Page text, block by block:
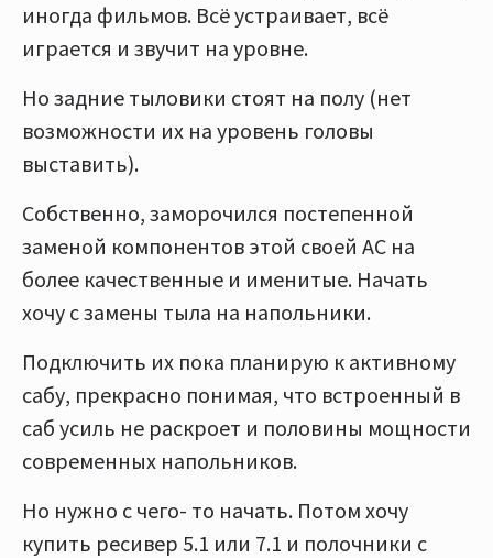
иногда фильмов. Всё устраивает, всё
играется и звучит на уровне.
Но задние тыловики стоят на полу (нет
возможности их на уровень головы
выставить).
Собственно, заморочился постепенной
заменой компонентов этой своей АС на
более качественные и именитые. Начать
хочу с замены тыла на напольники.
Подключить их пока планирую к активному
сабу, прекрасно понимая, что встроенный в
саб усиль не раскроет и половины мощности
современных напольников.
Но нужно с чего- то начать. Потом хочу
купить ресивер 5.1 или 7.1 и полочники с